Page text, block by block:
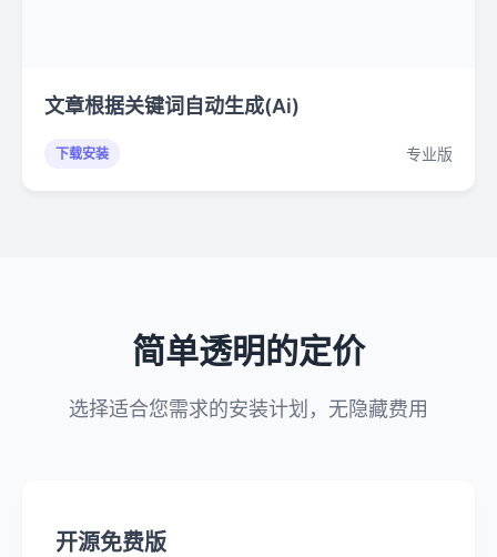
文章根据关键词自动生成(Ai)
下载安装 专业版
简单透明的定价
选择适合您需求的安装计划，无隐藏费用
开源免费版